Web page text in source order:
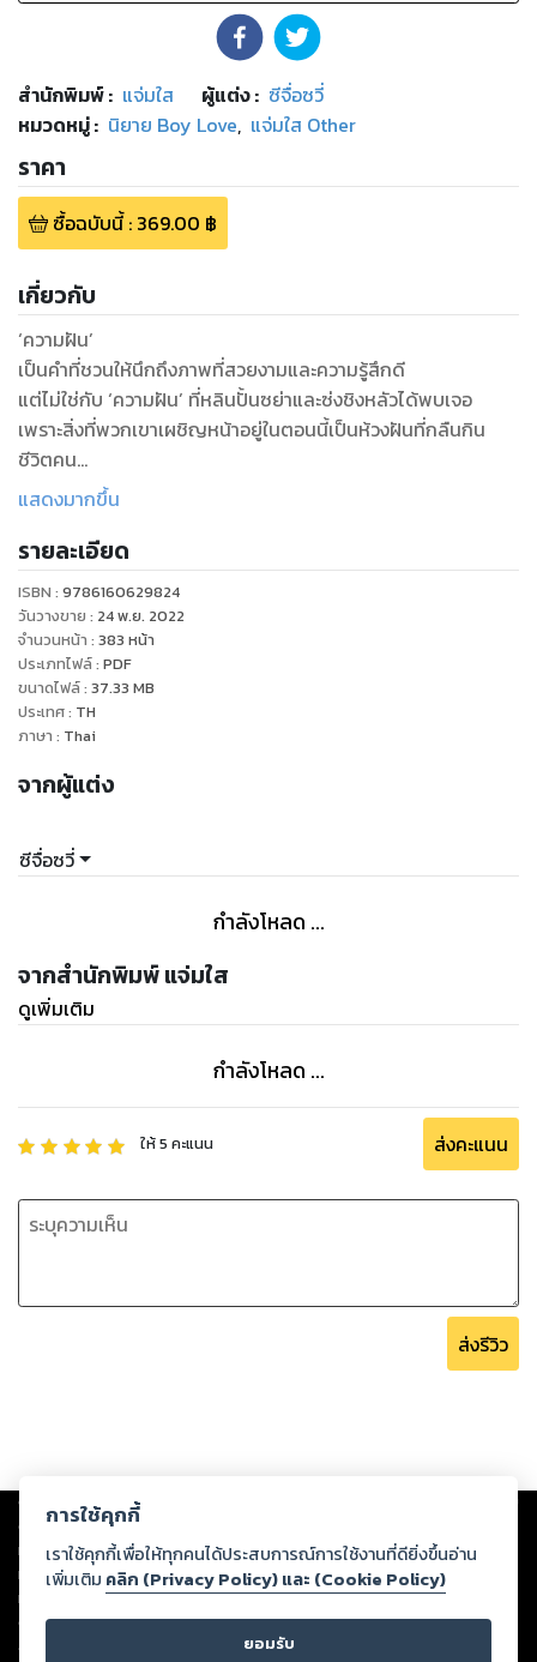
สำนักพิมพ์: แจ่มใส ผู้แต่ง : ซีจื่อซวี่
หมวดหมู่: นิยาย Boy Love, แจ่มใส Other
ราคา
ซื้อฉบับนี้: 369.00 ฿
เกี่ยวกับ
‘ความฝัน’
เป็นคำที่ชวนให้นึกถึงภาพที่สวยงามและความรู้สึกดี
แต่ไม่ใช่กับ ‘ความฝัน’ ที่หลินปั้นซย่าและซ่งชิงหลัวได้พบเจอ
เพราะสิ่งที่พวกเขาเผชิญหน้าอยู่ในตอนนี้เป็นห้วงฝันที่กลืนกิน
ชีวิตคน
เมื่อหลับตาลงและปล่อยให้สติล่องลอยก็จะถูกดึงเข้าไปในโลกอีก
สถานที่ที่ไม่มีอยู่จริงแต่คุ้นชินราวกับไม่ใช่โลกสมมติ
ผู้คนที่พบเจอก็คล้ายจะคุ้นเคยสนิทสนมกันเป็นอย่างดี
นานวันเข้าก็เริ่มไม่มั่นใจแล้วว่าสิ่งที่เกิดขึ้นตรงหน้าเป็นความจริง
หรือความฝัน
พวกเขาแยกแยะไม่ออกและหวาดหวั่น ทำได้เพียงใช้ความเจ็บปวด
มาพิสูจน์
และบางคนก็จำต้องเลือกความตายมาตอบคำถามให้ตนเอง
แสดงมากขึ้น
รายละเอียด
ISBN : 9786160629824
วันวางขาย : 24 พ.ย. 2022
จำนวนหน้า : 383 หน้า
ประเภทไฟล์: PDF
ขนาดไฟล์: 37.33 MB
ประเทศ: TH
ภาษา : Thai
จากผู้แต่ง
ซีจื่อซวี่
กำลังโหลด ...
จากสำนักพิมพ์ แจ่มใส
ดูเพิ่มเติม
กำลังโหลด ...
ให้5 คะแนน ส่งคะแนน
ส่งรีวิว
Copyright © 2026
ต่อผลงานหรือเนื้อหาใดที่อัปโหลดผ่านเว็บไซต์และปรากฏว่าละเมิดสิทธิใน
ทรัพย์สินทางปัญญาของบุคคลอื่นหรือขัดต่อกฎหมายและศีลธรรม ดังนั้น ผู้อ่าน
ทุกท่านโปรดใช้วิจารณญาณในการกลั่นกรองด้วยตนเอง และหากท่านพบว่าส่วน
หนึ่งส่วนใดขัดต่อกฎหมายและศีลธรรม กรุณาแจ้งมายังบริษัท เพื่อทีมงานจะได้
ดำเนินการในทันที ทั้งนี้ ทางสตอรี่ล็อกขอสงวนลิขสิทธิ์ตามพระราชบัญญัติ
ลิขสิทธิ์ พ.ศ. 2537 (ฉบับล่าสุด)
การใช้คุกกี้
เราใช้คุกกี้เพื่อให้ทุกคนได้ประสบการณ์การใช้งานที่ดียิ่งขึ้นอ่าน
เพิ่มเติม คลิก (Privacy Policy) และ (Cookie Policy)
ยอมรับ